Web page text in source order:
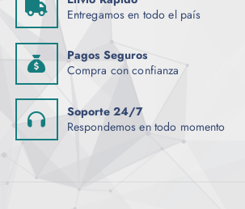
Entregamos en todo el país
Pagos Seguros
Compra con confianza
Soporte 24/7
Respondemos en todo momento